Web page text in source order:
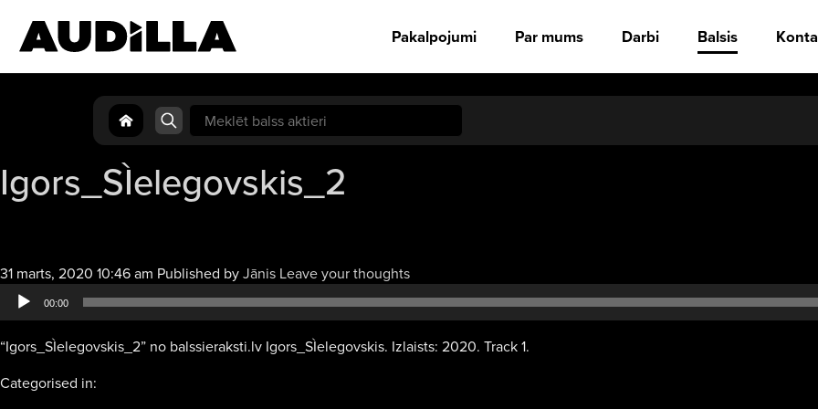
Pakalpojumi Par mums Darbi Balsis
Search
for:
Igors_SÌelegovskis_2
31 marts, 2020 10:46 am Published byJānis Leave your thoughtsAudio
atskaņotājs
00:00
“Igors_SÌelegovskis_2” no balssieraksti.lv Igors_SÌelegovskis. Izlaists: 2020. Track 1.
Categorised in: